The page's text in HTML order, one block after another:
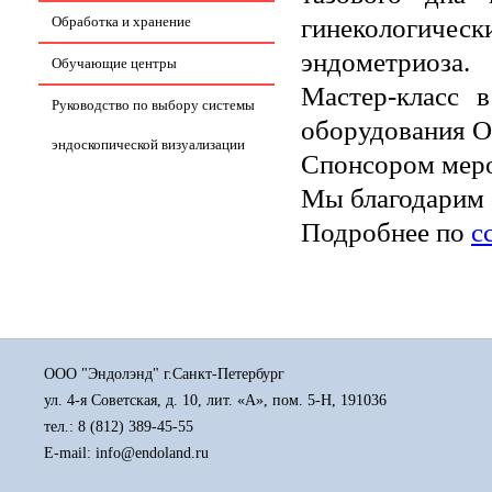
Обработка и хранение
Обучающие центры
Руководство по выбору системы
эндоскопической визуализации
эндометриоза.
Мастер-класс
оборудования
Спонсором
Мы благодарим
Подробнее по
ООО "Эндолэнд" г.Санкт-Петербург
ул. 4-я Советская, д. 10, лит. «А», пом. 5-Н, 191036
тел.: 8 (812) 389-45-55
E-mail: info@endoland.ru